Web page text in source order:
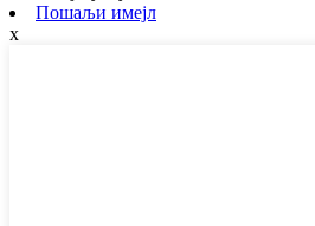
Пошаљи имејл
x